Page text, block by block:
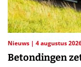
Nieuws 4 augustus
Betondingen